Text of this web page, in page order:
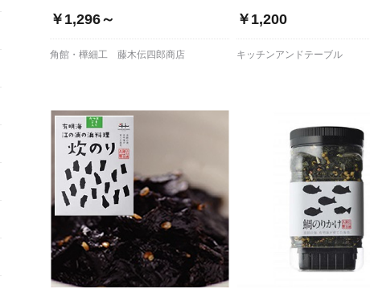
￥1,296～
角館・樺細工 藤木伝四郎商店
￥1,200
キッチンアンドテーブル